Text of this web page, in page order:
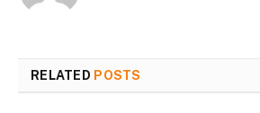
RELATED POSTS